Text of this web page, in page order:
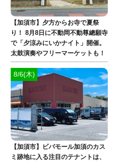
【加須市】夕方からお寺で夏祭
り！ 8月8日に不動岡不動尊總願寺
で「夕涼みにいかナイト」開催。
太鼓演奏やフリーマーケットも！
8/6(木)
【加須市】ビバモール加須のカス
ミ跡地に入る注目のテナントは、